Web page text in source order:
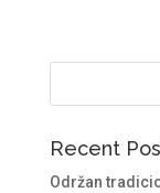
Recent
Održan